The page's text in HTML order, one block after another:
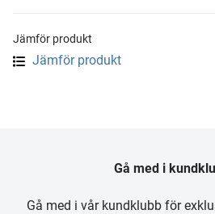
Jämför produkt
Jämför produkt
Gå med i
Gå med i vår kundklubb för